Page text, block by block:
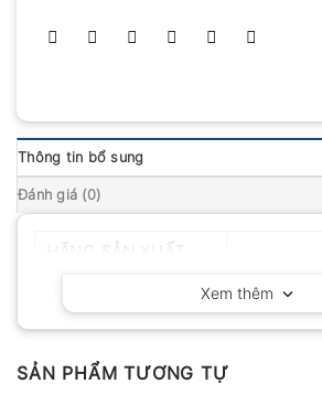
Thông tin bổ sung
Đánh giá (0)
Xem thêm
SẢN PHẨM TƯƠNG TỰ